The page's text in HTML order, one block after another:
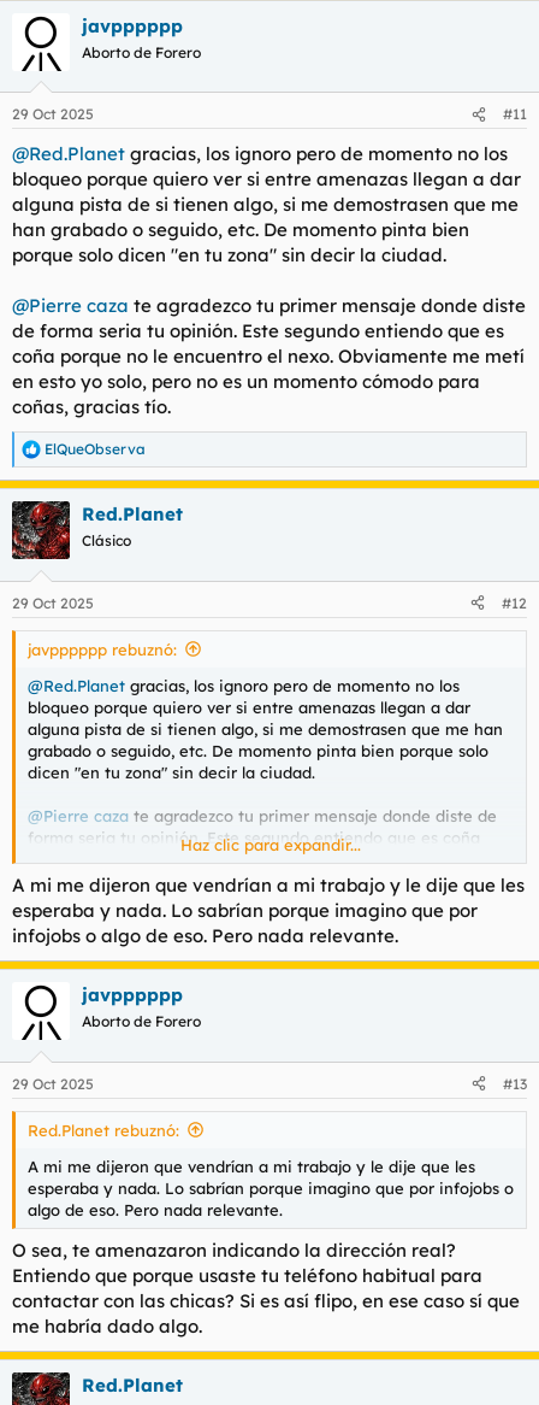
Este el recibido hoy, tras lo sucedido este fin de semana:
Spoiler:
vuelto a haber un malentendido este fin de semana y que
sencillamente jamás volveré a solicitar nada, por lo que no
deben preocuparse nunca más de que esto se repita, y punto
(partiendo de la base de que lo que estos necesitan es
asegurar que no vuelvo y punto). El tipo empezó a llamarme y
diciendo que si quiero arreglar coja la llamada, y ahí aparté el
móvil.
Las opciones siguen siendo muchas. Si esta gente no tiene
nada mío entonces no pasará nada. Si me grabaron en la calle,
me ficharon la matrícula o me siguieron hasta casa entonces
puede que esto no esté terminado. No sé qué es más probable
en esta situación, y no sé si pinta a que debería ir a la policía
Agradezco cualquier opinión
a
c
c
i
e
:
javpppppp
Aborto de Forero
29 Oct 2025 #11
@Red.Planet gracias, los ignoro pero de momento no los
bloqueo porque quiero ver si entre amenazas llegan a dar
alguna pista de si tienen algo, si me demostrasen que me
han grabado o seguido, etc. De momento pinta bien
porque solo dicen "en tu zona" sin decir la ciudad.
@Pierre caza te agradezco tu primer mensaje donde diste
de forma seria tu opinión. Este segundo entiendo que es
coña porque no le encuentro el nexo. Obviamente me metí
en esto yo solo, pero no es un momento cómodo para
coñas, gracias tío.
R
e
a
c
c
i
e
s
ElQueObserva
Red.Planet
Clásico
29 Oct 2025 #12
javpppppp rebuznó:
@Red.Planet gracias, los ignoro pero de momento no los
bloqueo porque quiero ver si entre amenazas llegan a dar
alguna pista de si tienen algo, si me demostrasen que me han
grabado o seguido, etc. De momento pinta bien porque solo
dicen "en tu zona" sin decir la ciudad.
@Pierre caza te agradezco tu primer mensaje donde diste de
forma seria tu opinión. Este segundo entiendo que es coña
porque no le encuentro el nexo. Obviamente me metí en esto
yo solo, pero no es un momento cómodo para coñas, gracias
Haz clic para expandir...
A mi me dijeron que vendrían a mi trabajo y le dije que les
esperaba y nada. Lo sabrían porque imagino que por
infojobs o algo de eso. Pero nada relevante.
javpppppp
Aborto de Forero
29 Oct 2025 #13
Red.Planet rebuznó:
A mi me dijeron que vendrían a mi trabajo y le dije que les
esperaba y nada. Lo sabrían porque imagino que por infojobs o
algo de eso. Pero nada relevante.
O sea, te amenazaron indicando la dirección real?
Entiendo que porque usaste tu teléfono habitual para
contactar con las chicas? Si es así flipo, en ese caso sí que
me habría dado algo.
Red.Planet